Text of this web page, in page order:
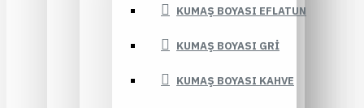
KUMAŞ BOYASI EFLATUN
KUMAŞ BOYASI GRI
KUMAŞ BOYASI KAHVE